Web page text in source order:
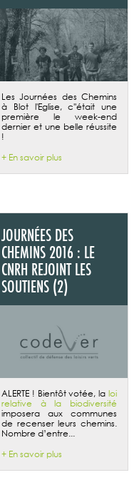
Les Journées des Chemins
à Blot l'Eglise, c''était une
première le week-end
dernier et une belle réussite
!
+ En savoir plus
JOURNÉES DES
CHEMINS 2016 : LE
CNRH REJOINT LES
SOUTIENS (2)
ALERTE ! Bientôt votée, la loi
relative à la biodiversité
imposera aux communes
de recenser leurs chemins.
Nombre d’entre...
+ En savoir plus